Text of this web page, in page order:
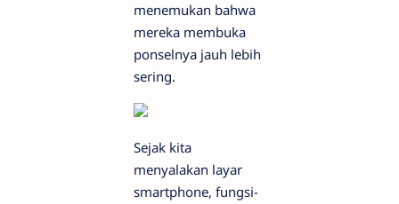
menemukan bahwa
mereka membuka
ponselnya jauh lebih
sering.
Sejak kita
menyalakan layar
smartphone, fungsi-